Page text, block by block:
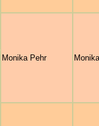
Monika Pehr